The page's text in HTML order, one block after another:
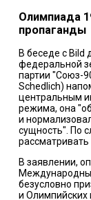
Олимпиада
пропаганды
В беседе с Bild
федеральной
партии "Союз-
Schedlich)
центральным
режима, она
и
сущность". По
рассматривать
В заявлении,
безусловно
и Олимпийских